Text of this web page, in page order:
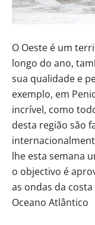
O Oeste é um
longo do ano,
sua qualidade e
exemplo, em
incrível, como
desta região são
lhe esta semana
o objectivo é
as ondas da
Oceano Atlântico